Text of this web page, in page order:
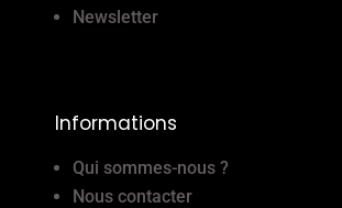
Newsletter
Informations
Qui sommes-nous ?
Nous contacter